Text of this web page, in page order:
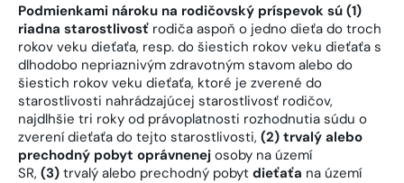
Podmienkami nároku na rodičovský príspevok sú (1)
riadna starostlivosť rodiča aspoň o jedno dieťa do troch
rokov veku dieťaťa, resp. do šiestich rokov veku dieťaťa s
dlhodobo nepriaznivým zdravotným stavom alebo do
šiestich rokov veku dieťaťa, ktoré je zverené do
starostlivosti nahrádzajúcej starostlivosť rodičov,
najdlhšie tri roky od právoplatnosti rozhodnutia súdu o
zverení dieťaťa do tejto starostlivosti, (2) trvalý alebo
prechodný pobyt oprávnenej osoby na území
SR, (3) trvalý alebo prechodný pobyt dieťaťa na území